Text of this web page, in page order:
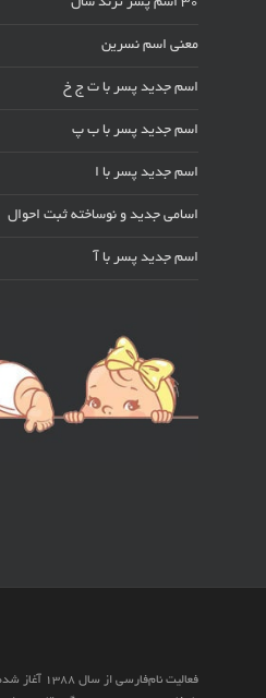
30 اسم پسر ترند سال
معنی اسم نسرین
اسم جدید پسر با ت ج خ
اسم جدید پسر با ب پ
اسم جدید پسر با ا
اسامی جدید و نوساخته ثبت احوال
اسم جدید پسر با آ